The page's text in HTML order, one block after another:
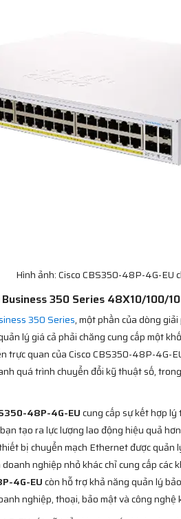
Hình ảnh: Cisco CBS350-48P-4G-EU
Business 350 Series 48X10/100/
350 Series, một phần của dòng
lý giá cả phải chăng cung cấp một
trực quan của Cisco CBS350-48P-4G-
quá trình chuyển đổi kỹ thuật số,
48P-4G-EUcung cấp sự kết hợp
tạo ra lực lượng lao động hiệu quả
bị chuyển mạch Ethernet được quản
nghiệp nhỏ khác chỉ cung cấp các
4G-EUcòn hỗ trợ khả năng quản lý
nghiệp, thoại, bảo mật và công nghệ